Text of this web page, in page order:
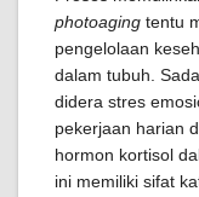
photoaging tentu
pengelolaan
dalam tubuh.
didera stres
pekerjaan harian
hormon kortisol
ini memiliki sifat